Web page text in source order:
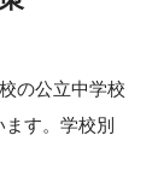
の公立中学校
す。学校別